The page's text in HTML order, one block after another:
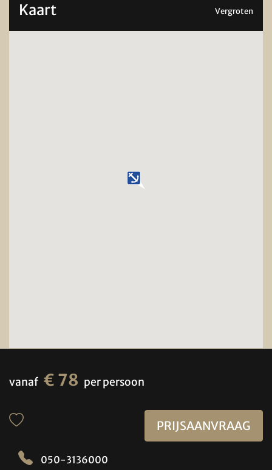
Kaart Vergroten
vanaf € 78 per persoon
PRIJSAANVRAAG
050-3136000